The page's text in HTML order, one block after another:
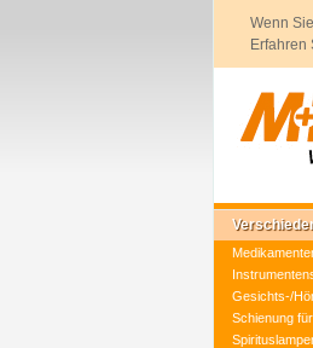
Wenn
Erfahren
Gesichts-/
Schienung